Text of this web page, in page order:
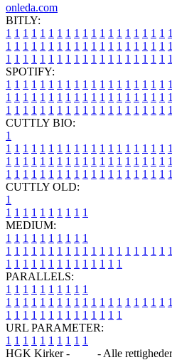
onleda.com
BITLY:
1 1 1 1 1 1 1 1 1 1 1 1 1 1 1 1 1 1 1 1
1 1 1 1 1 1 1 1 1 1 1 1 1 1 1 1 1 1 1 1
1 1 1 1 1 1 1 1 1 1 1 1 1 1 1 1 1 1 1 1
SPOTIFY:
1 1 1 1 1 1 1 1 1 1 1 1 1 1 1 1 1 1 1 1
1 1 1 1 1 1 1 1 1 1 1 1 1 1 1 1 1 1 1 1
1 1 1 1 1 1 1 1 1 1 1 1 1 1 1 1 1 1 1 1
CUTTLY BIO:
1
1 1 1 1 1 1 1 1 1 1 1 1 1 1 1 1 1 1 1 1
1 1 1 1 1 1 1 1 1 1 1 1 1 1 1 1 1 1 1 1
1 1 1 1 1 1 1 1 1 1 1 1 1 1 1 1 1 1 1 1
CUTTLY OLD:
1
1 1 1 1 1 1 1 1 1 1
MEDIUM:
1 1 1 1 1 1 1 1 1 1
1 1 1 1 1 1 1 1 1 1 1 1 1 1 1 1 1 1 1 1
1 1 1 1 1 1 1 1 1 1 1 1 1 1
PARALLELS:
1 1 1 1 1 1 1 1 1 1
1 1 1 1 1 1 1 1 1 1 1 1 1 1 1 1 1 1 1 1
1 1 1 1 1 1 1 1 1 1 1 1 1 1
URL PARAMETER:
1 1 1 1 1 1 1 1 1 1
HGK Kirker -
- Alle